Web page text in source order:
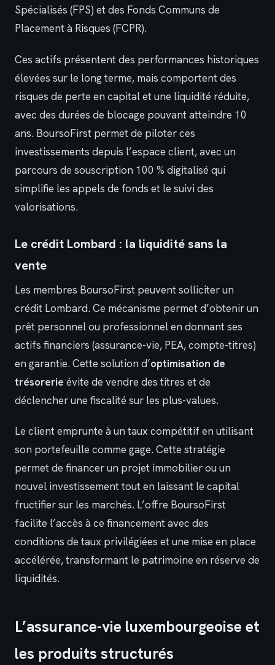
Spécialisés (FPS) et des Fonds Communs de
Placement à Risques (FCPR).
Ces actifs présentent des performances historiques
élevées sur le long terme, mais comportent des
risques de perte en capital et une liquidité réduite,
avec des durées de blocage pouvant atteindre 10
ans. BoursoFirst permet de piloter ces
investissements depuis l’espace client, avec un
parcours de souscription 100 % digitalisé qui
simplifie les appels de fonds et le suivi des
valorisations.
Le crédit Lombard : la liquidité sans la
vente
Les membres BoursoFirst peuvent solliciter un
crédit Lombard. Ce mécanisme permet d’obtenir un
prêt personnel ou professionnel en donnant ses
actifs financiers (assurance-vie, PEA, compte-titres)
en garantie. Cette solution d’optimisation de
trésorerie évite de vendre des titres et de
déclencher une fiscalité sur les plus-values.
Le client emprunte à un taux compétitif en utilisant
son portefeuille comme gage. Cette stratégie
permet de financer un projet immobilier ou un
nouvel investissement tout en laissant le capital
fructifier sur les marchés. L’offre BoursoFirst
facilite l’accès à ce financement avec des
conditions de taux privilégiées et une mise en place
accélérée, transformant le patrimoine en réserve de
liquidités.
L’assurance-vie luxembourgeoise et
les produits structurés